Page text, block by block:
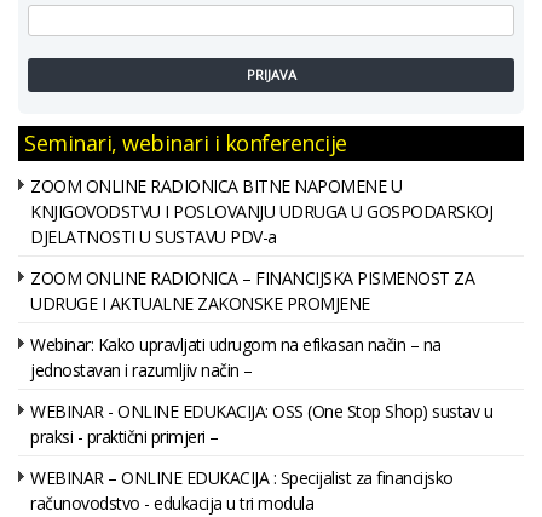
PRIJAVA
Seminari, webinari i konferencije
ZOOM ONLINE RADIONICA BITNE NAPOMENE U
KNJIGOVODSTVU I POSLOVANJU UDRUGA U GOSPODARSKOJ
DJELATNOSTI U SUSTAVU PDV-a
ZOOM ONLINE RADIONICA – FINANCIJSKA PISMENOST ZA
UDRUGE I AKTUALNE ZAKONSKE PROMJENE
Webinar: Kako upravljati udrugom na efikasan način – na
jednostavan i razumljiv način –
WEBINAR - ONLINE EDUKACIJA: OSS (One Stop Shop) sustav u
praksi - praktični primjeri –
WEBINAR – ONLINE EDUKACIJA : Specijalist za financijsko
računovodstvo - edukacija u tri modula